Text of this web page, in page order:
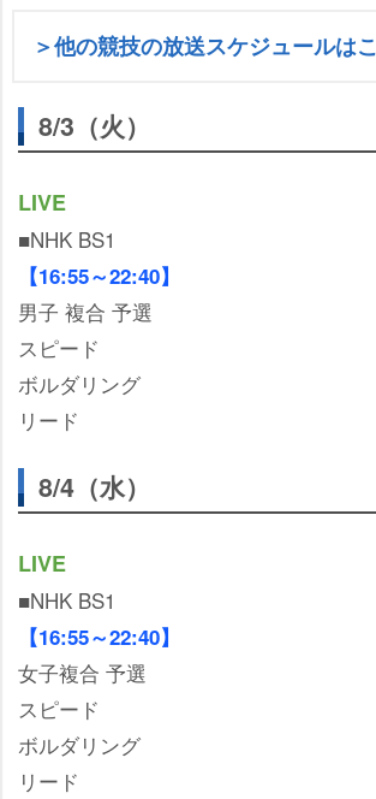
＞他の競技の放送スケジュールは
8/3（火）
LIVE
■NHK BS1
【16:55～22:40】
男子 複合 予選
スピード
ボルダリング
リード
8/4（水）
LIVE
■NHK BS1
【16:55～22:40】
女子複合 予選
スピード
ボルダリング
リード